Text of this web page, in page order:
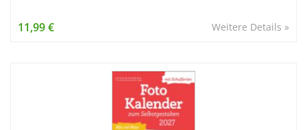
Weitere Details »
11,99 €